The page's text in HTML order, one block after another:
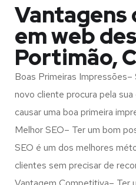
Vantagens
em web
Portimão,
Boas Primeiras
novo cliente procura pela
causar uma boa primeira
Melhor SEO– Ter um bom
SEO é um dos melhores
clientes sem precisar de